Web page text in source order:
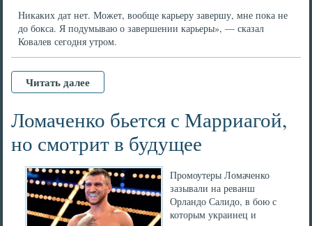
Никаких дат нет. Может, вообще карьеру завершу, мне пока не
до бокса. Я подумываю о завершении карьеры», — сказал
Ковалев сегодня утром.
Читать далее
Ломаченко бьется с Марриагой,
но смотрит в будущее
Промоутеры Ломаченко
зазывали на реванш
Орландо Салидо, в бою с
которым украинец и